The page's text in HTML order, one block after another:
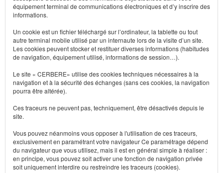
équipement terminal de communications électroniques et d’y inscrire des
informations.
Un cookie est un fichier téléchargé sur l’ordinateur, la tablette ou tout
autre terminal mobile utilisé par un internaute lors de la visite d’un site.
Les cookies peuvent stocker et restituer diverses informations (habitudes
de navigation, équipement utilisé, informations de session…).
Le site « CERBERE» utilise des cookies techniques nécessaires à la
navigation et à la sécurité des échanges (sans ces cookies, la navigation
pourra être altérée).
Ces traceurs ne peuvent pas, techniquement, être désactivés depuis le
site.
Vous pouvez néanmoins vous opposer à l'utilisation de ces traceurs,
exclusivement en paramétrant votre navigateur Ce paramétrage dépend
du navigateur que vous utilisez, mais il est en général simple à réaliser :
en principe, vous pouvez soit activer une fonction de navigation privée
soit uniquement interdire ou restreindre les traceurs (cookies).